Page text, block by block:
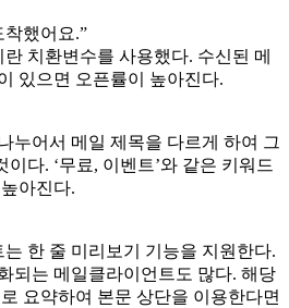
착했어요.”
치환변수를 사용했다. 수신된 메
있으면 오픈률이 높아진다.
누어서 메일 제목을 다르게 하여 그
다. ‘무료, 이벤트’와 같은 키워드
아진다.
한 줄 미리보기 기능을 지원한다.
되는 메일클라이언트도 많다. 해당
요약하여 본문 상단을 이용한다면